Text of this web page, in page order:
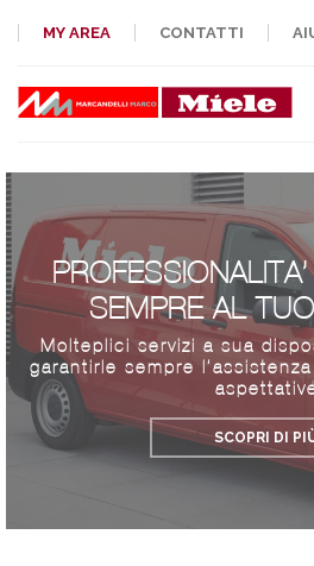
MY AREA CONTATTI
SEMPRE AL
Molteplici servizi a sua
garantirle sempre
SCOPRI DI